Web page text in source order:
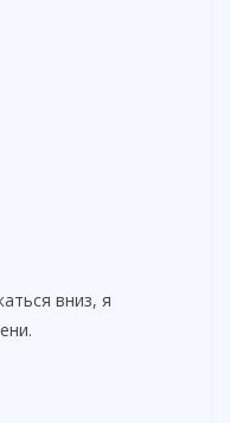
вниз, я